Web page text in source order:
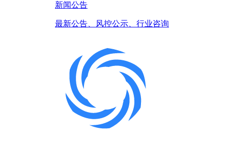
新闻公告
最新公告、风控公示、行业咨询